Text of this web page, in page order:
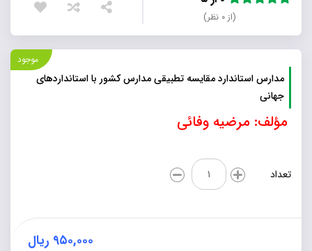
(از ۰ نظر)
موجود
مدارس استاندارد مقایسه تطبیقی مدارس کشور با استانداردهای
جهانی
مؤلف: مرضیه وفائی
تعداد
مدارس
استاندارد
مقایسه
مدارس
۹۵۰,۰۰۰ ریال